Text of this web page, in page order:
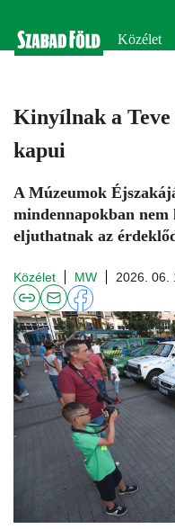
Közélet
Kinyílnak a
kapui
A Múzeumok
mindennapokban
eljuthatnak az
Közélet MW 2026. 06.